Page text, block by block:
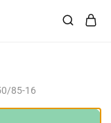
85-16